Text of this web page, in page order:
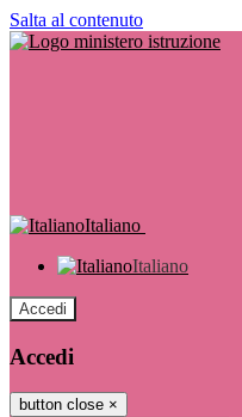
Salta al contenuto
Italiano
Italiano
Accedi
Accedi
button close ×